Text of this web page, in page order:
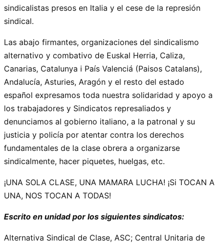
sindicalistas presos en Italia y el cese de la represión
sindical.
Las abajo firmantes, organizaciones del sindicalismo
alternativo y combativo de Euskal Herria, Caliza,
Canarias, Catalunya i País Valenciá (Paisos Catalans),
Andalucía, Asturies, Aragón y el resto del estado
español expresamos toda nuestra solidaridad y apoyo a
los trabajadores y Sindicatos represaliados y
denunciamos al gobierno italiano, a la patronal y su
justicia y policía por atentar contra los derechos
fundamentales de la clase obrera a organizarse
sindicalmente, hacer piquetes, huelgas, etc.
¡UNA SOLA CLASE, UNA MAMARA LUCHA! ¡Si TOCAN A
UNA, NOS TOCAN A TODAS!
Escrito en unidad por los siguientes sindicatos:
Alternativa Sindical de Clase, ASC; Central Unitaria de